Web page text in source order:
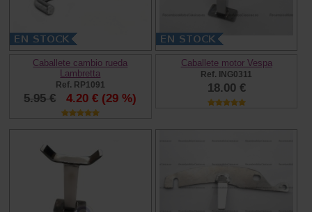
Caballete cambio rueda
Lambretta
Ref. RP1091
5.95 € 4.20 € (29 %)
Caballete motor Vespa
Ref. ING0311
18.00 €